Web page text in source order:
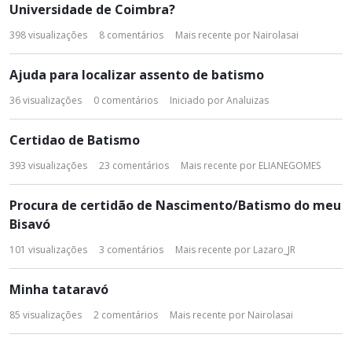
Universidade de Coimbra?
398visualizações 8 comentários Mais recente por Nairolasai
Ajuda para localizar assento de batismo
36visualizações 0 comentários Iniciado porAnaluizas
Certidao de Batismo
393 visualizações 23 comentários Mais recente por ELIANEGOMES
Procura de certidão de Nascimento/Batismo do meu
Bisavó
101 visualizações 3 comentários Mais recente por Lazaro_JR
Minha tataravó
85 visualizações 2 comentários Mais recente por Nairolasai